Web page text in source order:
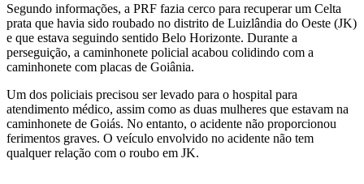
Segundo informações, a PRF fazia cerco para recuperar um Celta
prata que havia sido roubado no distrito de Luizlândia do Oeste (JK)
e que estava seguindo sentido Belo Horizonte. Durante a
perseguição, a caminhonete policial acabou colidindo com a
caminhonete com placas de Goiânia.
Um dos policiais precisou ser levado para o hospital para
atendimento médico, assim como as duas mulheres que estavam na
caminhonete de Goiás. No entanto, o acidente não proporcionou
ferimentos graves. O veículo envolvido no acidente não tem
qualquer relação com o roubo em JK.